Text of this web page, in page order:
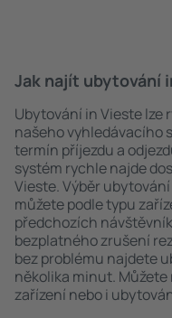
Jak najít ubytování
Ubytování in Vieste
našeho vyhledávacího
termín příjezdu a
systém rychle najde
Vieste. Výběr
můžete podle typu
předchozích
bezplatného zrušení
bez problému najdete
několika minut.
zařízení nebo i